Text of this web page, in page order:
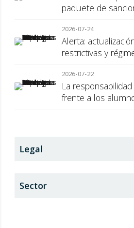
paquete de
2026-07-24
Alerta:
restrictivas y
2026-07-22
La
frente a los
Legal
Sector